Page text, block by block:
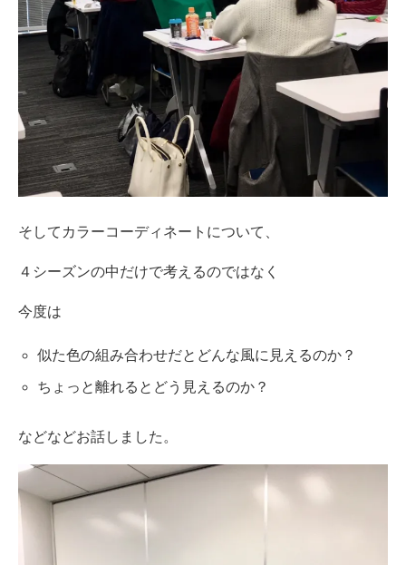
そしてカラーコーディネートについて、
４シーズンの中だけで考えるのではなく
今度は
似た色の組み合わせだとどんな風に見えるのか？
ちょっと離れるとどう見えるのか？
などなどお話しました。